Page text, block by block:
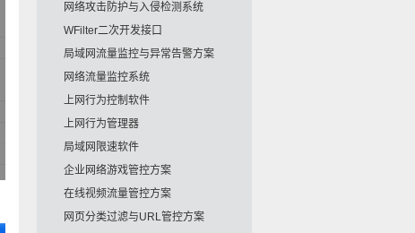
网络攻击防护与入侵检测系统
WFilter二次开发接口
局域网流量监控与异常告警方案
网络流量监控系统
上网行为控制软件
上网行为管理器
局域网限速软件
企业网络游戏管控方案
在线视频流量管控方案
网页分类过滤与URL管控方案